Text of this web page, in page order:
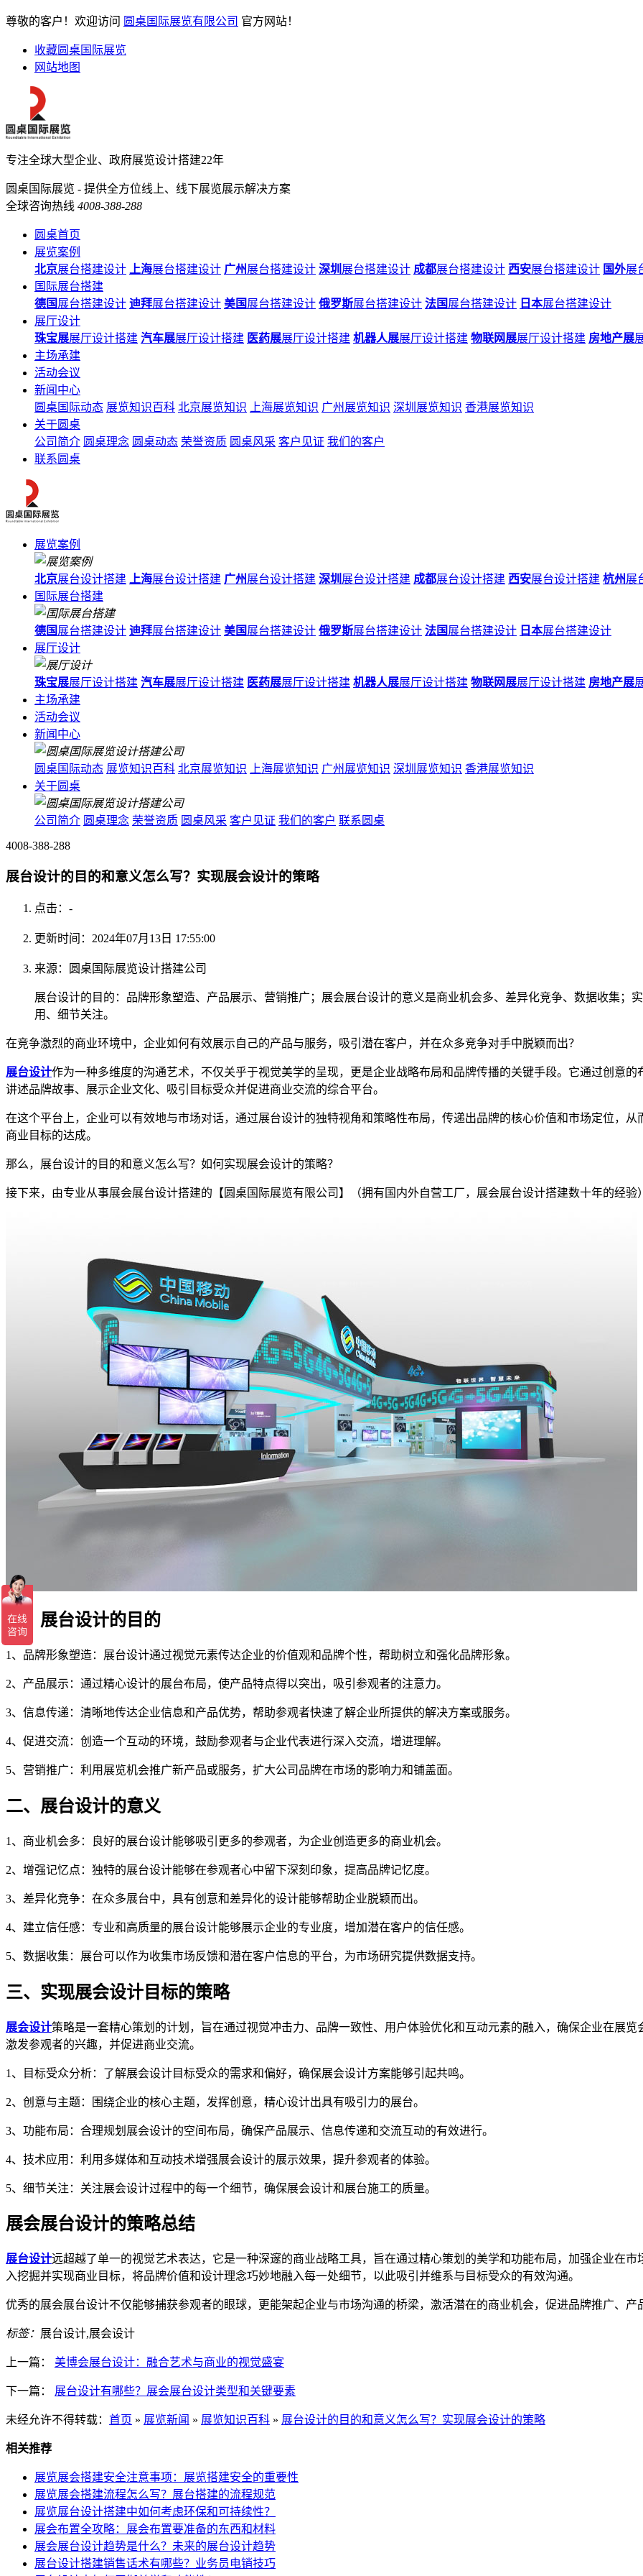
尊敬的客户！欢迎访问 圆桌国际展览有限公司 官方网站！
收藏圆桌国际展览
网站地图
专注全球大型企业、政府展览设计搭建22年
圆桌国际展览 - 提供全方位线上、线下展览展示解决方案
全球咨询热线 4008-388-288
圆桌首页
展览案例
北京展台搭建设计 上海展台搭建设计 广州展台搭建设计 深圳 展台搭建设计 成都展台搭建设计 西安展台搭建设计 国外展
国际展台搭建
德国 展台搭建设计 迪拜展台搭建设计 美国 展台搭建设计 俄罗斯展台搭建设计 法国 展台搭建设计 日本展台搭建设计
展厅设计
珠宝展展厅设计搭建 汽车展展厅设计搭建 医药展展厅设计搭建 机器人展展厅设计搭建 物联网展展厅设计搭建 房地产展
主场承建
活动会议
新闻中心
圆桌国际动态 展览知识百科 北京展览知识 上海展览知识 广州展览知识 深圳展览知识 香港展览知识
关于圆桌
公司简介 圆桌理念 圆桌动态 荣誉资质 圆桌风采 客户见证 我们的客户
联系圆桌
展览案例
北京展台设计搭建 上海展台设计搭建 广州展台设计搭建 深圳 展台设计搭建 成都展台设计搭建 西安展台设计搭建 杭州展
国际展台搭建
德国 展台搭建设计 迪拜展台搭建设计 美国 展台搭建设计 俄罗斯展台搭建设计 法国 展台搭建设计 日本展台搭建设计
展厅设计
珠宝展展厅设计搭建 汽车展展厅设计搭建 医药展展厅设计搭建 机器人展展厅设计搭建 物联网展展厅设计搭建 房地产展
主场承建
活动会议
新闻中心
圆桌国际动态 展览知识百科 北京展览知识 上海展览知识 广州展览知识 深圳展览知识 香港展览知识
关于圆桌
公司简介 圆桌理念 荣誉资质 圆桌风采 客户见证 我们的客户 联系圆桌
4008-388-288
展台设计的目的和意义怎么写？实现展会设计的策略
点击： -
更新时间：2024年07月13日 17:55:00
来源：圆桌国际展览设计搭建公司
展台设计的目的：品牌形象塑造、产品展示、营销推广；展会展台设计的意义是商业机会多、差异化竞争、数据收集；
用、细节关注。
在竞争激烈的商业环境中，企业如何有效展示自己的产品与服务，吸引潜在客户，并在众多竞争对手中脱颖而出？
展台设计作为一种多维度的沟通艺术，不仅关乎于视觉美学的呈现，更是企业战略布局和品牌传播的关键手段。它通过创意
讲述品牌故事、展示企业文化、吸引目标受众并促进商业交流的综合平台。
在这个平台上，企业可以有效地与市场对话，通过展台设计的独特视角和策略性布局，传递出品牌的核心价值和市场定位，
商业目标的达成。
那么，展台设计的目的和意义怎么写？如何实现展会设计的策略？
接下来，由专业从事展会展台设计搭建的【圆桌国际展览有限公司】（拥有国内外自营工厂，展会展台设计搭建数十年的经验
一、展台设计的目的
1、品牌形象塑造：展台设计通过视觉元素传达企业的价值观和品牌个性，帮助树立和强化品牌形象。
2、产品展示：通过精心设计的展台布局，使产品特点得以突出，吸引参观者的注意力。
3、信息传递：清晰地传达企业信息和产品优势，帮助参观者快速了解企业所提供的解决方案或服务。
4、促进交流：创造一个互动的环境，鼓励参观者与企业代表进行深入交流，增进理解。
5、营销推广：利用展览机会推广新产品或服务，扩大公司品牌在市场的影响力和铺盖面。
二、展台设计的意义
1、商业机会多：良好的展台设计能够吸引更多的参观者，为企业创造更多的商业机会。
2、增强记忆点：独特的展台设计能够在参观者心中留下深刻印象，提高品牌记忆度。
3、差异化竞争：在众多展台中，具有创意和差异化的设计能够帮助企业脱颖而出。
4、建立信任感：专业和高质量的展台设计能够展示企业的专业度，增加潜在客户的信任感。
5、数据收集：展台可以作为收集市场反馈和潜在客户信息的平台，为市场研究提供数据支持。
三、实现展会设计目标的策略
展会设计策略是一套精心策划的计划，旨在通过视觉冲击力、品牌一致性、用户体验优化和互动元素的融入，确保企业在展
激发参观者的兴趣，并促进商业交流。
1、目标受众分析：了解展会设计目标受众的需求和偏好，确保展会设计方案能够引起共鸣。
2、创意与主题：围绕企业的核心主题，发挥创意，精心设计出具有吸引力的展台。
3、功能布局：合理规划展会设计的空间布局，确保产品展示、信息传递和交流互动的有效进行。
4、技术应用：利用多媒体和互动技术增强展会设计的展示效果，提升参观者的体验。
5、细节关注：关注展会设计过程中的每一个细节，确保展会设计和展台施工的质量。
展会展台设计的策略总结
展台设计远超越了单一的视觉艺术表达，它是一种深邃的商业战略工具，旨在通过精心策划的美学和功能布局，加强企业在
入挖掘并实现商业目标，将品牌价值和设计理念巧妙地融入每一处细节，以此吸引并维系与目标受众的有效沟通。
优秀的展会展台设计不仅能够捕获参观者的眼球，更能架起企业与市场沟通的桥梁，激活潜在的商业机会，促进品牌推广、产
标签： 展台设计,展会设计
上一篇： 美博会展台设计：融合艺术与商业的视觉盛宴
下一篇： 展台设计有哪些？展会展台设计类型和关键要素
未经允许不得转载： 首页 » 展览新闻 » 展览知识百科 » 展台设计的目的和意义怎么写？实现展会设计的策略
相关推荐
展览展会搭建安全注意事项：展览搭建安全的重要性
展览展会搭建流程怎么写？展台搭建的流程规范
展览展台设计搭建中如何考虑环保和可持续性？
展会布置全攻略：展会布置要准备的东西和材料
展会展台设计趋势是什么？未来的展台设计趋势
展台设计搭建销售话术有哪些？业务员电销技巧